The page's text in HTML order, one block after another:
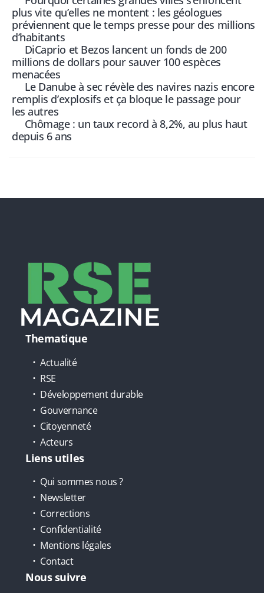
plus vite qu’elles ne montent : les géologues
préviennent que le temps presse pour des millions
d’habitants
DiCaprio et Bezos lancent un fonds de 200
millions de dollars pour sauver 100 espèces
menacées
Le Danube à sec révèle des navires nazis encore
remplis d’explosifs et ça bloque le passage pour
les autres
Chômage : un taux record à 8,2%, au plus haut
depuis 6 ans
Thematique
Actualité
RSE
Développement durable
Gouvernance
Citoyenneté
Acteurs
Liens utiles
Qui sommes nous ?
Newsletter
Corrections
Confidentialité
Mentions légales
Contact
Nous suivre